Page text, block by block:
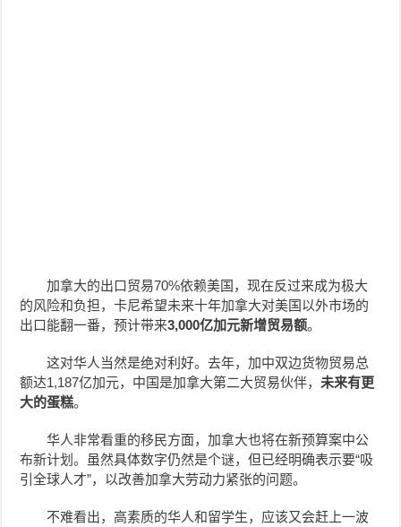
加拿大的出口贸易70%依赖美国，现在反过来成为极大
的风险和负担，卡尼希望未来十年加拿大对美国以外市场的
出口能翻一番，预计带来3,000亿加元新增贸易额。
这对华人当然是绝对利好。去年，加中双边货物贸易总
额达1,187亿加元，中国是加拿大第二大贸易伙伴， 未来有更
大的蛋糕。
华人非常看重的移民方面，加拿大也将在新预算案中公
布新计划。虽然具体数字仍然是个谜，但已经明确表示要“吸
引全球人才”，以改善加拿大劳动力紧张的问题。
不难看出，高素质的华人和留学生，应该又会赶上一波